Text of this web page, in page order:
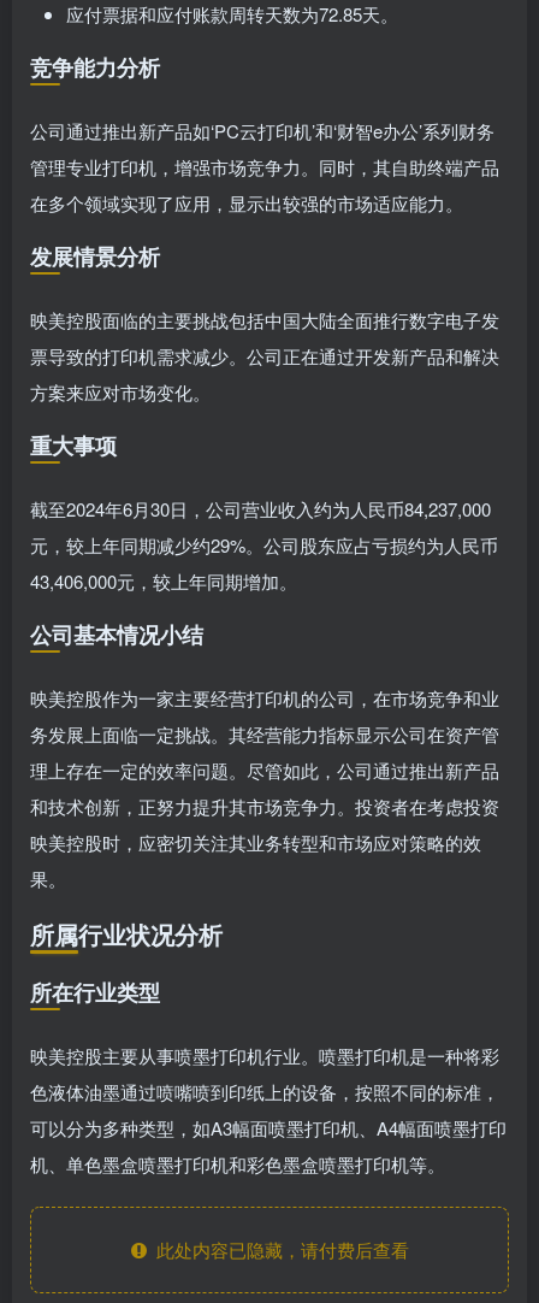
应付票据和应付账款周转天数为72.85天。
竞争能力分析
公司通过推出新产品如‘PC云打印机’和‘财智e办公’系列财务
管理专业打印机，增强市场竞争力。同时，其自助终端产品
在多个领域实现了应用，显示出较强的市场适应能力。
发展情景分析
映美控股面临的主要挑战包括中国大陆全面推行数字电子发
票导致的打印机需求减少。公司正在通过开发新产品和解决
方案来应对市场变化。
重大事项
截至2024年6月30日，公司营业收入约为人民币84,237,000
元，较上年同期减少约29%。公司股东应占亏损约为人民币
43,406,000元，较上年同期增加。
公司基本情况小结
映美控股作为一家主要经营打印机的公司，在市场竞争和业
务发展上面临一定挑战。其经营能力指标显示公司在资产管
理上存在一定的效率问题。尽管如此，公司通过推出新产品
和技术创新，正努力提升其市场竞争力。投资者在考虑投资
映美控股时，应密切关注其业务转型和市场应对策略的效
果。
所属行业状况分析
所在行业类型
映美控股主要从事喷墨打印机行业。喷墨打印机是一种将彩
色液体油墨通过喷嘴喷到印纸上的设备，按照不同的标准，
可以分为多种类型，如A3幅面喷墨打印机、A4幅面喷墨打印
机、单色墨盒喷墨打印机和彩色墨盒喷墨打印机等。
此处内容已隐藏，请付费后查看